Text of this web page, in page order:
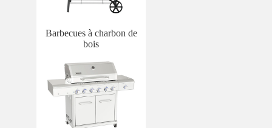
Barbecues à charbon de
bois